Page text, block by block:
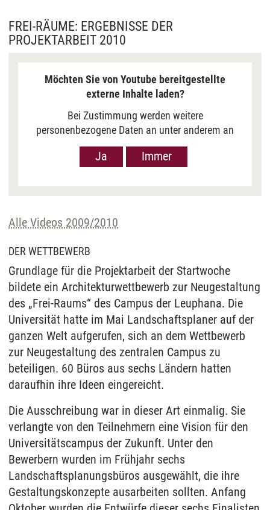
FREI-RÄUME: ERGEBNISSE DER
PROJEKTARBEIT 2010
Möchten Sie von Youtube bereitgestellte
externe Inhalte laden?
Bei Zustimmung werden weitere
personenbezogene Daten an unter anderem an
Google in den USA übermittelt, um Ihnen Youtube-
Videos anzuzeigen. Der Europäische Gerichtshof
an EU-Standards, jedoch als unzureichend
dass Ihre Daten dann durch US-Behörden
verarbeitet werden können. Klicken Sie auf „Ja“
erfolgt die Weitergabe nur für die Anzeige dieses
Weitergabe generell bei Anzeige von Youtube-
Videos auf unserer Seite. Nähere Informationen
hierzu entnehmen Sie bitte unserer
Datenschutzerklärung.
Ja Immer
Alle Videos 2009/2010
DER WETTBEWERB
Grundlage für die Projektarbeit der Startwoche
bildete ein Architekturwettbewerb zur Neugestaltung
des „Frei-Raums“ des Campus der Leuphana. Die
Universität hatte im Mai Landschaftsplaner auf der
ganzen Welt aufgerufen, sich an dem Wettbewerb
zur Neugestaltung des zentralen Campus zu
beteiligen. 60 Büros aus sechs Ländern hatten
daraufhin ihre Ideen eingereicht.
Die Ausschreibung war in dieser Art einmalig. Sie
verlangte von den Teilnehmern eine Vision für den
Universitätscampus der Zukunft. Unter den
Bewerbern wurden im Frühjahr sechs
Landschaftsplanungsbüros ausgewählt, die ihre
Gestaltungskonzepte ausarbeiten sollten. Anfang